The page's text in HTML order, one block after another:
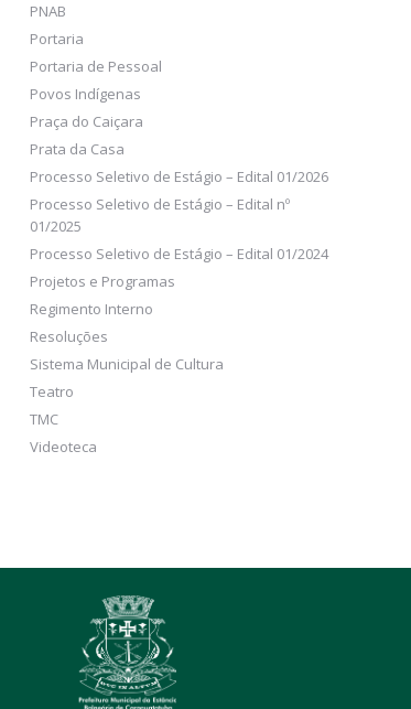
PNAB
Portaria
Portaria de Pessoal
Povos Indígenas
Praça do Caiçara
Prata da Casa
Processo Seletivo de Estágio – Edital 01/2026
Processo Seletivo de Estágio – Edital nº
01/2025
Processo Seletivo de Estágio – Edital 01/2024
Projetos e Programas
Regimento Interno
Resoluções
Sistema Municipal de Cultura
Teatro
TMC
Videoteca